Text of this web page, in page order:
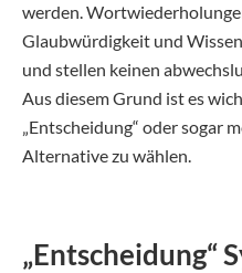
werden.
Glaubwürdigkeit und
und stellen keinen
Aus diesem Grund ist es
„Entscheidung“ oder sogar
Alternative zu wählen.
„Entscheidung“